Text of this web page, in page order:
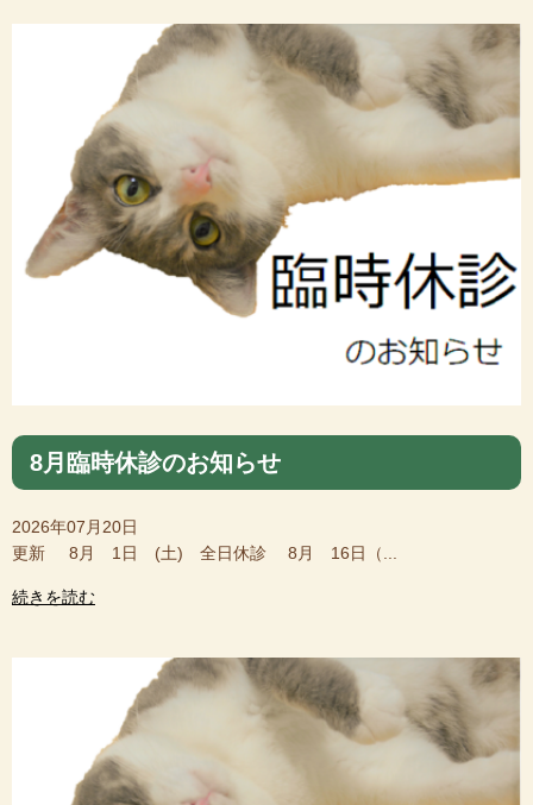
8月臨時休診のお知らせ
2026年07月20日
更新 8月 1日 (土) 全日休診 8月 16日（...
続きを読む